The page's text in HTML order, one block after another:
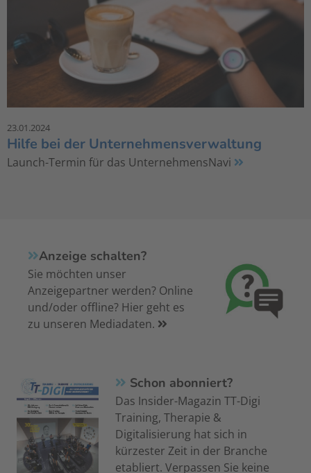
23.01.2024
Hilfe bei der Unternehmensverwaltung
Launch-Termin für das UnternehmensNavi
Anzeige schalten?
Sie möchten unser
Anzeigepartner werden? Online
und/oder offline? Hier geht es
zu unseren Mediadaten.
Schon abonniert?
Das Insider-Magazin TT-Digi
Training, Therapie &
Digitalisierung hat sich in
kürzester Zeit in der Branche
etabliert. Verpassen Sie keine